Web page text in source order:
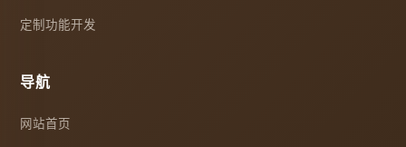
定制功能开发
导航
网站首页